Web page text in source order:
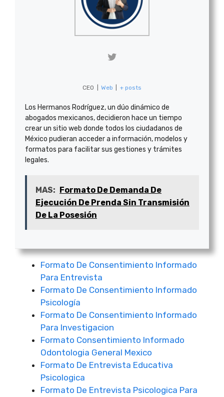
CEO Web + posts
Los Hermanos Rodríguez, un dúo dinámico de
abogados mexicanos, decidieron hace un tiempo
crear un sitio web donde todos los ciudadanos de
México pudieran acceder a información, modelos y
formatos para facilitar sus gestiones y trámites
legales.
MAS: Formato De Demanda De
Ejecución De Prenda Sin Transmisión
De La Posesión
Formato De Consentimiento Informado
Para Entrevista
Formato De Consentimiento Informado
Psicología
Formato De Consentimiento Informado
Para Investigacion
Formato Consentimiento Informado
Odontologia General Mexico
Formato De Entrevista Educativa
Psicologica
Formato De Entrevista Psicologica Para